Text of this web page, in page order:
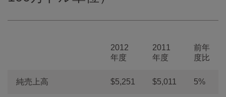
2012
年度
2011
年度
前年
度比
純売上高 $5,251 $5,011 5%